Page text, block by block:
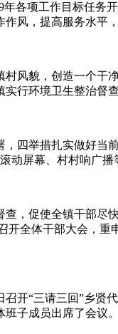
各项工作目标任务
风，提高服务水平
风貌，创造一个干
行环境卫生整治督
四举措扎实做好当
屏幕、村村响广播
，促使全镇干部尽快
全体干部大会，重
开“三请三回”乡贤
子成员出席了会议